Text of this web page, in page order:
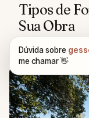
Tipos de
Sua Obra